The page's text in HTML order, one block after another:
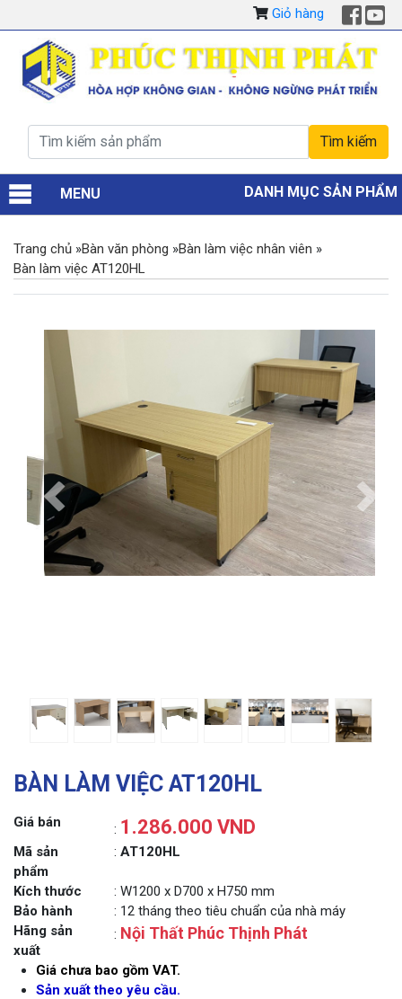
Giỏ hàng
MENU DANH MỤC SẢN PHẨM
Trang chủ »Bàn văn phòng »Bàn làm việc nhân viên »
Bàn làm việc AT120HL
Previous
BÀN LÀM VIỆC AT120HL
Giá bán : 1.286.000 VND
Mã sản
phẩm
: AT120HL
Kích thước
: W1200 x D700 x H750 mm
Bảo hành
: 12 tháng theo tiêu chuẩn của nhà máy
Hãng sản
xuất
: Nội Thất Phúc Thịnh Phát
Giá chưa bao gồm VAT.
Sản xuất theo yêu cầu.